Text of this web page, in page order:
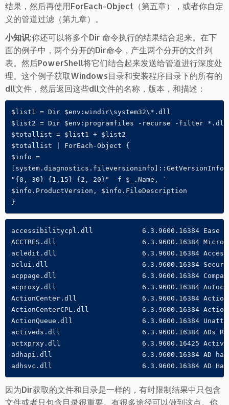
结果，然后再使用ForEach-Object（第五章），或者你自定
义的管道过滤（第九章）。
小知识:你还可以将多个Dir 命令执行的结果结合起来。在下
面的例子中，两个分开的Dir命令，产生两个分开的文件列
表。然后PowerShell将它们结合起来发送给管道进行深度处
理。这个例子获取Windows目录和安装程序目录下的所有的
dll文件，然后返回这些dll文件的名称，版本，和描述：
$list1 = Dir $env:windir\system32\*.dll
$list2 = Dir $env:programfiles -recurse -filter *.dll
$totallist = $list1 + $list2
$totallist | ForEach-Object {
$info =
"{0,-30} {1,15} {2,-20}" -f $_.Name, `
$info.ProductVersion, $info.FileDescription
}
accessibilitycpl.dll            6.3.9600.16384 Ease
ACCTRES.dll                     6.3.9600.16384
acledit.dll                     6.3.9600.16384 Access
aclui.dll                       6.3.9600.16384
acppage.dll                     6.3.9600.16384
acproxy.dll                     6.3.9600.16384 Autochk
ActionCenter.dll                6.3.9600.16384 Action
ActionCenterCPL.dll             6.3.9600.16384 Action
ActionQueue.dll                 6.3.9600.16384
activeds.dll                    6.3.9600.16384 ADs
actxprxy.dll                    6.3.9600.16425 ActiveX
adhapi.dll                      6.3.9600.16384 AD
adhsvc.dll                      6.3.9600.16384 AD
因为Dir获取的文件和目录是一样的，有时限制结果中只包含
文件或者只包含目录很重要。有很多途径可以做到这点。你